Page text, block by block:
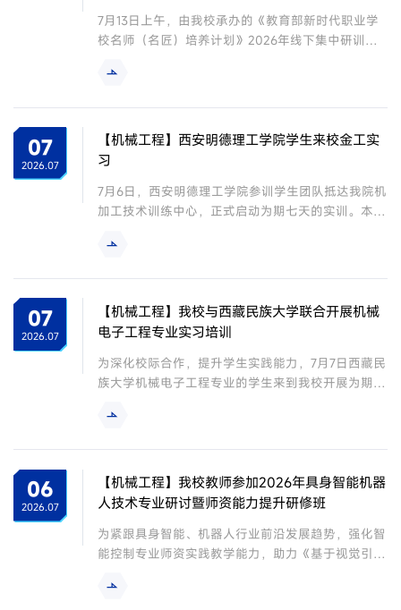
7月13日上午，由我校承办的《教育部新时代职业学
校名师（名匠）培养计划》2026年线下集中研训班
学院工学楼知行报告厅举行。山西机电职业技术学院
地代表张红蕾，培训班相关管理人员及全体学员出席
开班典礼，会议由我校机械工程学院副院长王建军主
07
2026.07
【机械工程】西安明德理工学院学生来校金工实
习
7月6日，西安明德理工学院参训学生团队抵达我院机
加工技术训练中心，正式启动为期七天的实训。本次
练两大模块，以“夯实数控基础，雕琢工匠精神”为核
系统化的技能指导。开班首日，学生们首先完成了实
训中心安全准入培训，随后在数车实训区熟悉了机床
07
2026.07
【机械工程】我校与西藏民族大学联合开展机械
电子工程专业实习培训
为深化校际合作，提升学生实践能力，7月7日西藏民
族大学机械电子工程专业的学生来到我校开展为期10
控制领域，通过理论与实践结合的方式，助力学生掌
机器人及智能制造四大模块。学生完成了单向运行控
制电路、电动机延时/顺序/正反转起动控制电路的安
向回路、...
06
2026.07
【机械工程】我校教师参加2026年具身智能机器
人技术专业研讨暨师资能力提升研修班
为紧跟具身智能、机器人行业前沿发展趋势，强化智
能控制专业师资实践教学能力，助力《基于视觉引导
研项目推进，7月3日—4日，我校机械工程学院穆龙